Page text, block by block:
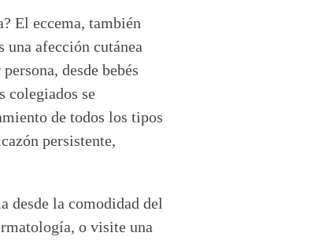
El eccema, también
afección cutánea
desde bebés
colegiados se
de todos los tipos
persistente,
desde la comodidad del
o visite una